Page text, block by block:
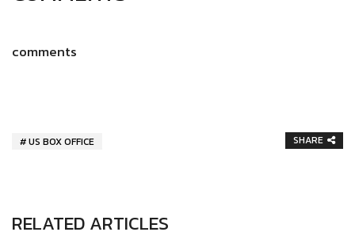
comments
US BOX OFFICE SHARE
RELATED ARTICLES